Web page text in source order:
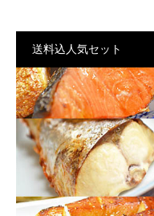
送料込人気セット